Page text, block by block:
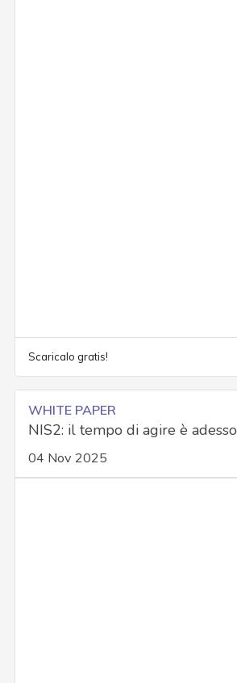
Scaricalo gratis!
WHITE PAPER
NIS2: il tempo di agire è adesso
04 Nov 2025